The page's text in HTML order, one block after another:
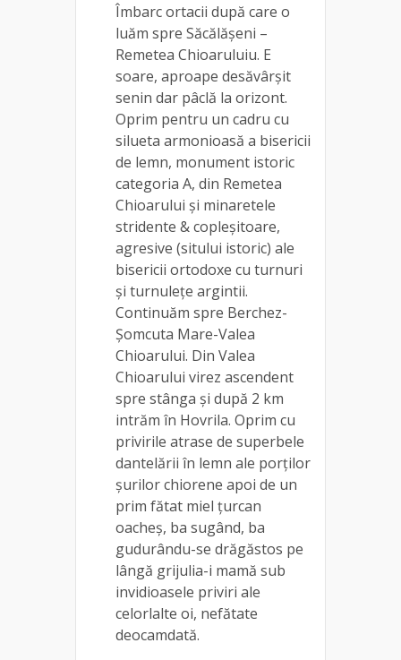
Îmbarc ortacii după care o
luăm spre Săcălășeni –
Remetea Chioaruluiu. E
soare, aproape desăvârșit
senin dar pâclă la orizont.
Oprim pentru un cadru cu
silueta armonioasă a bisericii
de lemn, monument istoric
categoria A, din Remetea
Chioarului și minaretele
stridente & copleșitoare,
agresive (sitului istoric) ale
bisericii ortodoxe cu turnuri
și turnulețe argintii.
Continuăm spre Berchez-
Șomcuta Mare-Valea
Chioarului. Din Valea
Chioarului virez ascendent
spre stânga și după 2 km
intrăm în Hovrila. Oprim cu
privirile atrase de superbele
dantelării în lemn ale porților
șurilor chiorene apoi de un
prim fătat miel țurcan
oacheș, ba sugând, ba
gudurându-se drăgăstos pe
lângă grijulia-i mamă sub
invidioasele priviri ale
celorlalte oi, nefătate
deocamdată.